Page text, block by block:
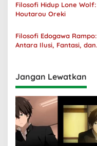
Filosofi Hidup Lone Wolf:
Houtarou Oreki
Filosofi Edogawa Rampo:
Antara Ilusi, Fantasi, dan
Jangan Lewatkan